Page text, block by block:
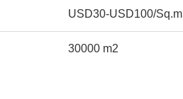
USD30-USD100/Sq.m
30000 m2